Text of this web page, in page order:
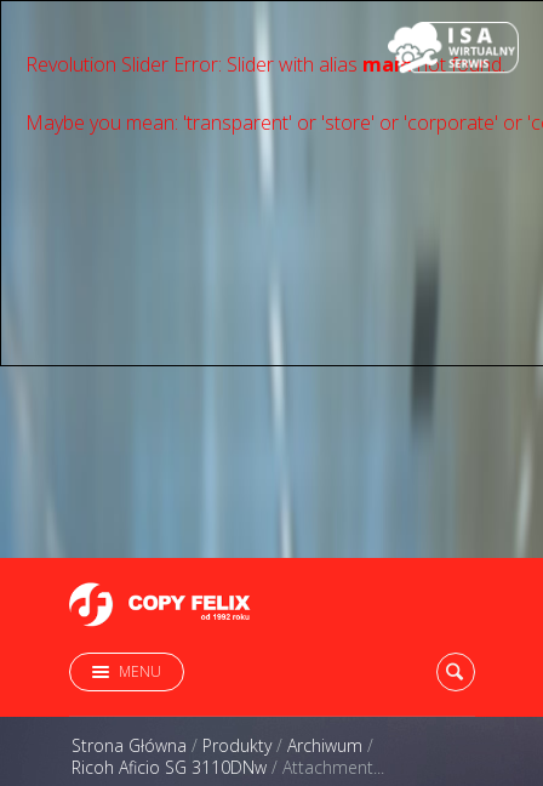
Revolution Slider Error: Slider with alias mainnot found.
Maybe you mean: 'transparent' or 'store' or 'сorporate' or
MENU
Strona Główna / Produkty/ Archiwum /
Ricoh Aficio SG 3110DNw / Attachment...